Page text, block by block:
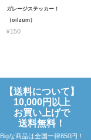
ガレージステッカー！
（oilzum）
¥150
【送料について】
10,000円以上
お買い上げで
送料無料！
Bigな商品は全国一律850円！